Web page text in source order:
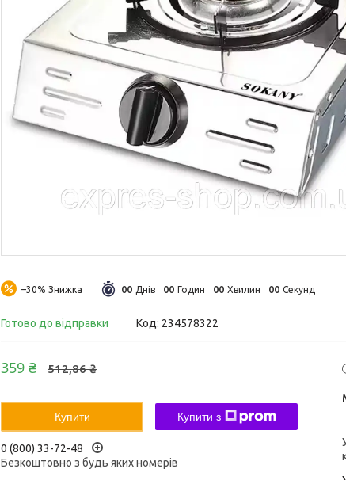
–30% 00 Днів 00 Годин 00 Хвилин 00 Секунд
Готово до відправки Код: 234578322
512,86 ₴
359 ₴
Купити Купити з
0 (800) 33-72-48
Безкоштовно з будь яких номерів